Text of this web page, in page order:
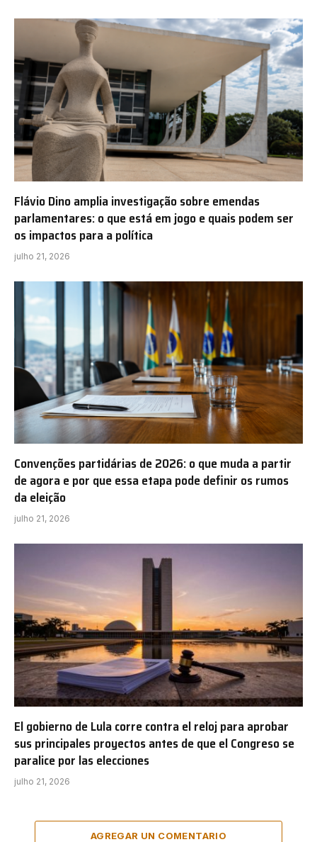
Flávio Dino amplia investigação sobre emendas
parlamentares: o que está em jogo e quais podem ser
os impactos para a política
julho 21, 2026
Convenções partidárias de 2026: o que muda a partir
de agora e por que essa etapa pode definir os rumos
da eleição
julho 21, 2026
El gobierno de Lula corre contra el reloj para aprobar
sus principales proyectos antes de que el Congreso se
paralice por las elecciones
julho 21, 2026
AGREGAR UN COMENTARIO